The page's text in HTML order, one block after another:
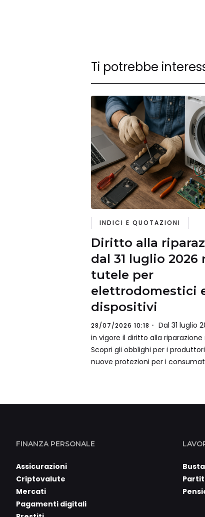
Ti potrebbe
INDICI E QUOTAZIONI
Diritto alla
dal 31 luglio 2026
tutele per
elettrodomestici
dispositivi
28/07/2026 10:18
Dal 31 luglio
in vigore il diritto alla riparazione
Scopri gli obblighi per i
nuove protezioni per i
FINANZA PERSONALE
Assicurazioni
Criptovalute
Mercati
Pagamenti digitali